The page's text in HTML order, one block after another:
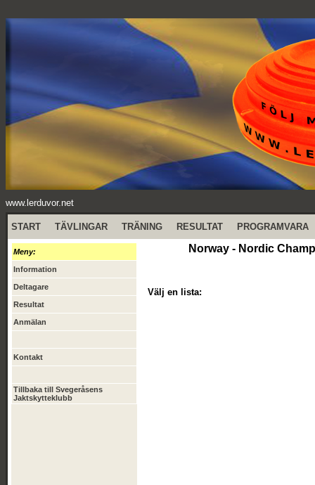
www.lerduvor.net
START TÄVLINGAR TRÄNING RESULTAT PROGRAMVARA
Meny:
Information
Deltagare
Resultat
Anmälan
Kontakt
Tillbaka till Svegeråsens
Jaktskytteklubb
Norway - Nordic
Välj en lista: